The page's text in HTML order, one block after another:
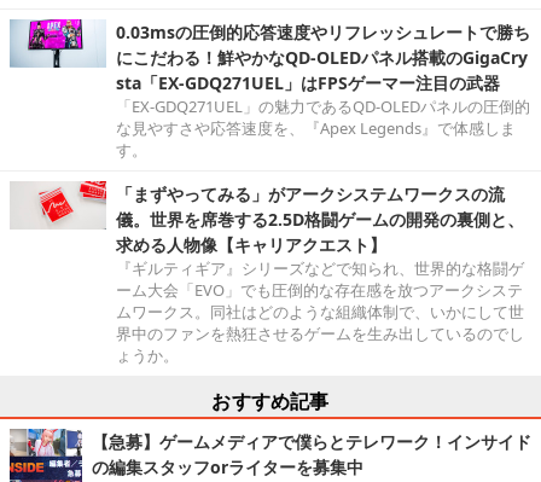
0.03msの圧倒的応答速度やリフレッシュレートで勝ち
にこだわる！鮮やかなQD-OLEDパネル搭載のGigaCry
sta「EX-GDQ271UEL」はFPSゲーマー注目の武器
「EX-GDQ271UEL」の魅力であるQD-OLEDパネルの圧倒的
な見やすさや応答速度を、『Apex Legends』で体感しま
す。
「まずやってみる」がアークシステムワークスの流
儀。世界を席巻する2.5D格闘ゲームの開発の裏側と、
求める人物像【キャリアクエスト】
『ギルティギア』シリーズなどで知られ、世界的な格闘ゲ
ーム大会「EVO」でも圧倒的な存在感を放つアークシステ
ムワークス。同社はどのような組織体制で、いかにして世
界中のファンを熱狂させるゲームを生み出しているのでし
ょうか。
おすすめ記事
【急募】ゲームメディアで僕らとテレワーク！インサイド
の編集スタッフorライターを募集中